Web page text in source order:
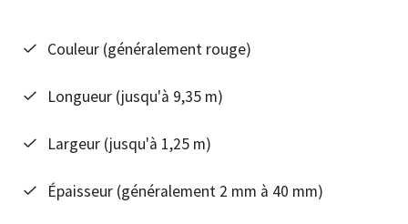
Couleur (généralement rouge)
Longueur (jusqu'à 9,35 m)
Largeur (jusqu'à 1,25 m)
Épaisseur (généralement 2 mm à 40 mm)